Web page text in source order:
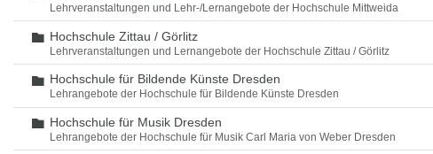
Lehrveranstaltungen und Lehr-/Lernangebote der Hochschule Mittweida
Ordner
Hochschule Zittau / Görlitz
Lehrveranstaltungen und Lernangebote der Hochschule Zittau / Görlitz
Ordner
Hochschule für Bildende Künste Dresden
Lehrangebote der Hochschule für Bildende Künste Dresden
Ordner
Hochschule für Musik Dresden
Lehrangebote der Hochschule für Musik Carl Maria von Weber Dresden